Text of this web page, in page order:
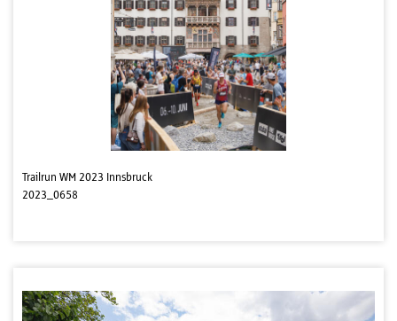
Trailrun WM 2023 Innsbruck
2023_0658